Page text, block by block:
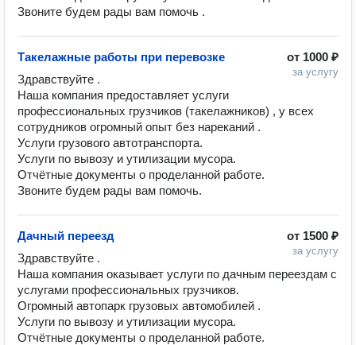
Звоните будем рады вам помочь .
от 1000 ₽
за услугу
Такелажные работы при перевозке
Здравствуйте .
Наша компания предоставляет услуги
профессиональных грузчиков (такелажников) , у всех
сотрудников огромный опыт без нареканий .
Услуги грузового автотранспорта.
Услуги по вывозу и утилизации мусора.
Отчётные документы о проделанной работе.
Звоните будем рады вам помочь.
от 1500 ₽
за услугу
Дачный переезд
Здравствуйте .
Наша компания оказывает услуги по дачным переездам с
услугами профессиональных грузчиков.
Огромный автопарк грузовых автомобилей .
Услуги по вывозу и утилизации мусора.
Отчётные документы о проделанной работе.